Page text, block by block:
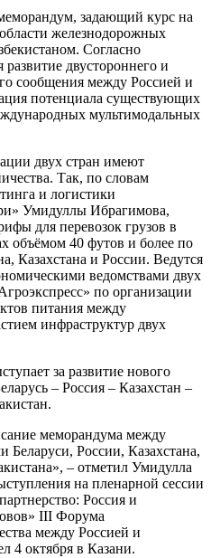
задающий курс на
железнодорожных
Согласно
развитие двустороннего и
сообщения между Россией и
потенциала существующих
мультимодальных
двух стран имеют
Так, по словам
и логистики
Умидуллы Ибрагимова,
для перевозок грузов в
объёмом 40 футов и более по
Казахстана и России. Ведутся
ведомствами двух
по организации
питания между
инфраструктур двух
за развитие нового
– Россия – Казахстан –
меморандума между
России, Казахстана,
– отметил Умидулла
на пленарной сессии
Россия и
III Форума
между Россией и
4 октября в Казани.